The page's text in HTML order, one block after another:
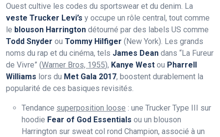
Ouest cultive les codes du sportswear et du denim. La
veste Trucker Levi’s y occupe un rôle central, tout comme
le blouson Harrington détourné par des labels US comme
Todd Snyder ou Tommy Hilfiger (New York). Les grands
noms du rap et du cinéma, tels James Dean dans “La Fureur
de Vivre” (Warner Bros, 1955), Kanye West ou Pharrell
Williams lors du Met Gala 2017, boostent durablement la
popularité de ces basiques revisités.
Tendance superposition loose : une Trucker Type III sur
hoodie Fear of God Essentials ou un blouson
Harrington sur sweat col rond Champion, associé à un